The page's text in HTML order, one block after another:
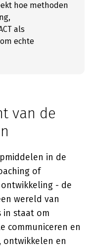
hoe methoden
als
echte
van de
in de
of
- de
wereld van
in staat om
communiceren en
ontwikkelen en